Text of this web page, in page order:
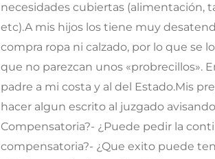
necesidades cubiertas (alimentación,
etc).A mis hijos los tiene muy
compra ropa ni calzado, por lo que se
que no parezcan unos «probrecillos».
padre a mi costa y al del Estado.Mis
hacer algun escrito al juzgado
Compensatoria?- ¿Puede pedir la
compensatoria?- ¿Que exito puede